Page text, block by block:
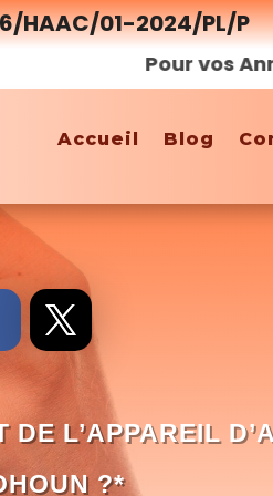
HAAC/01-2024/PL/P
Pour vos
Accueil Blog
L’APPAREIL
?*